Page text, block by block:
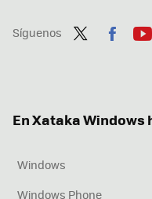
Síguenos
En Xataka Windows
Windows
Windows Phone